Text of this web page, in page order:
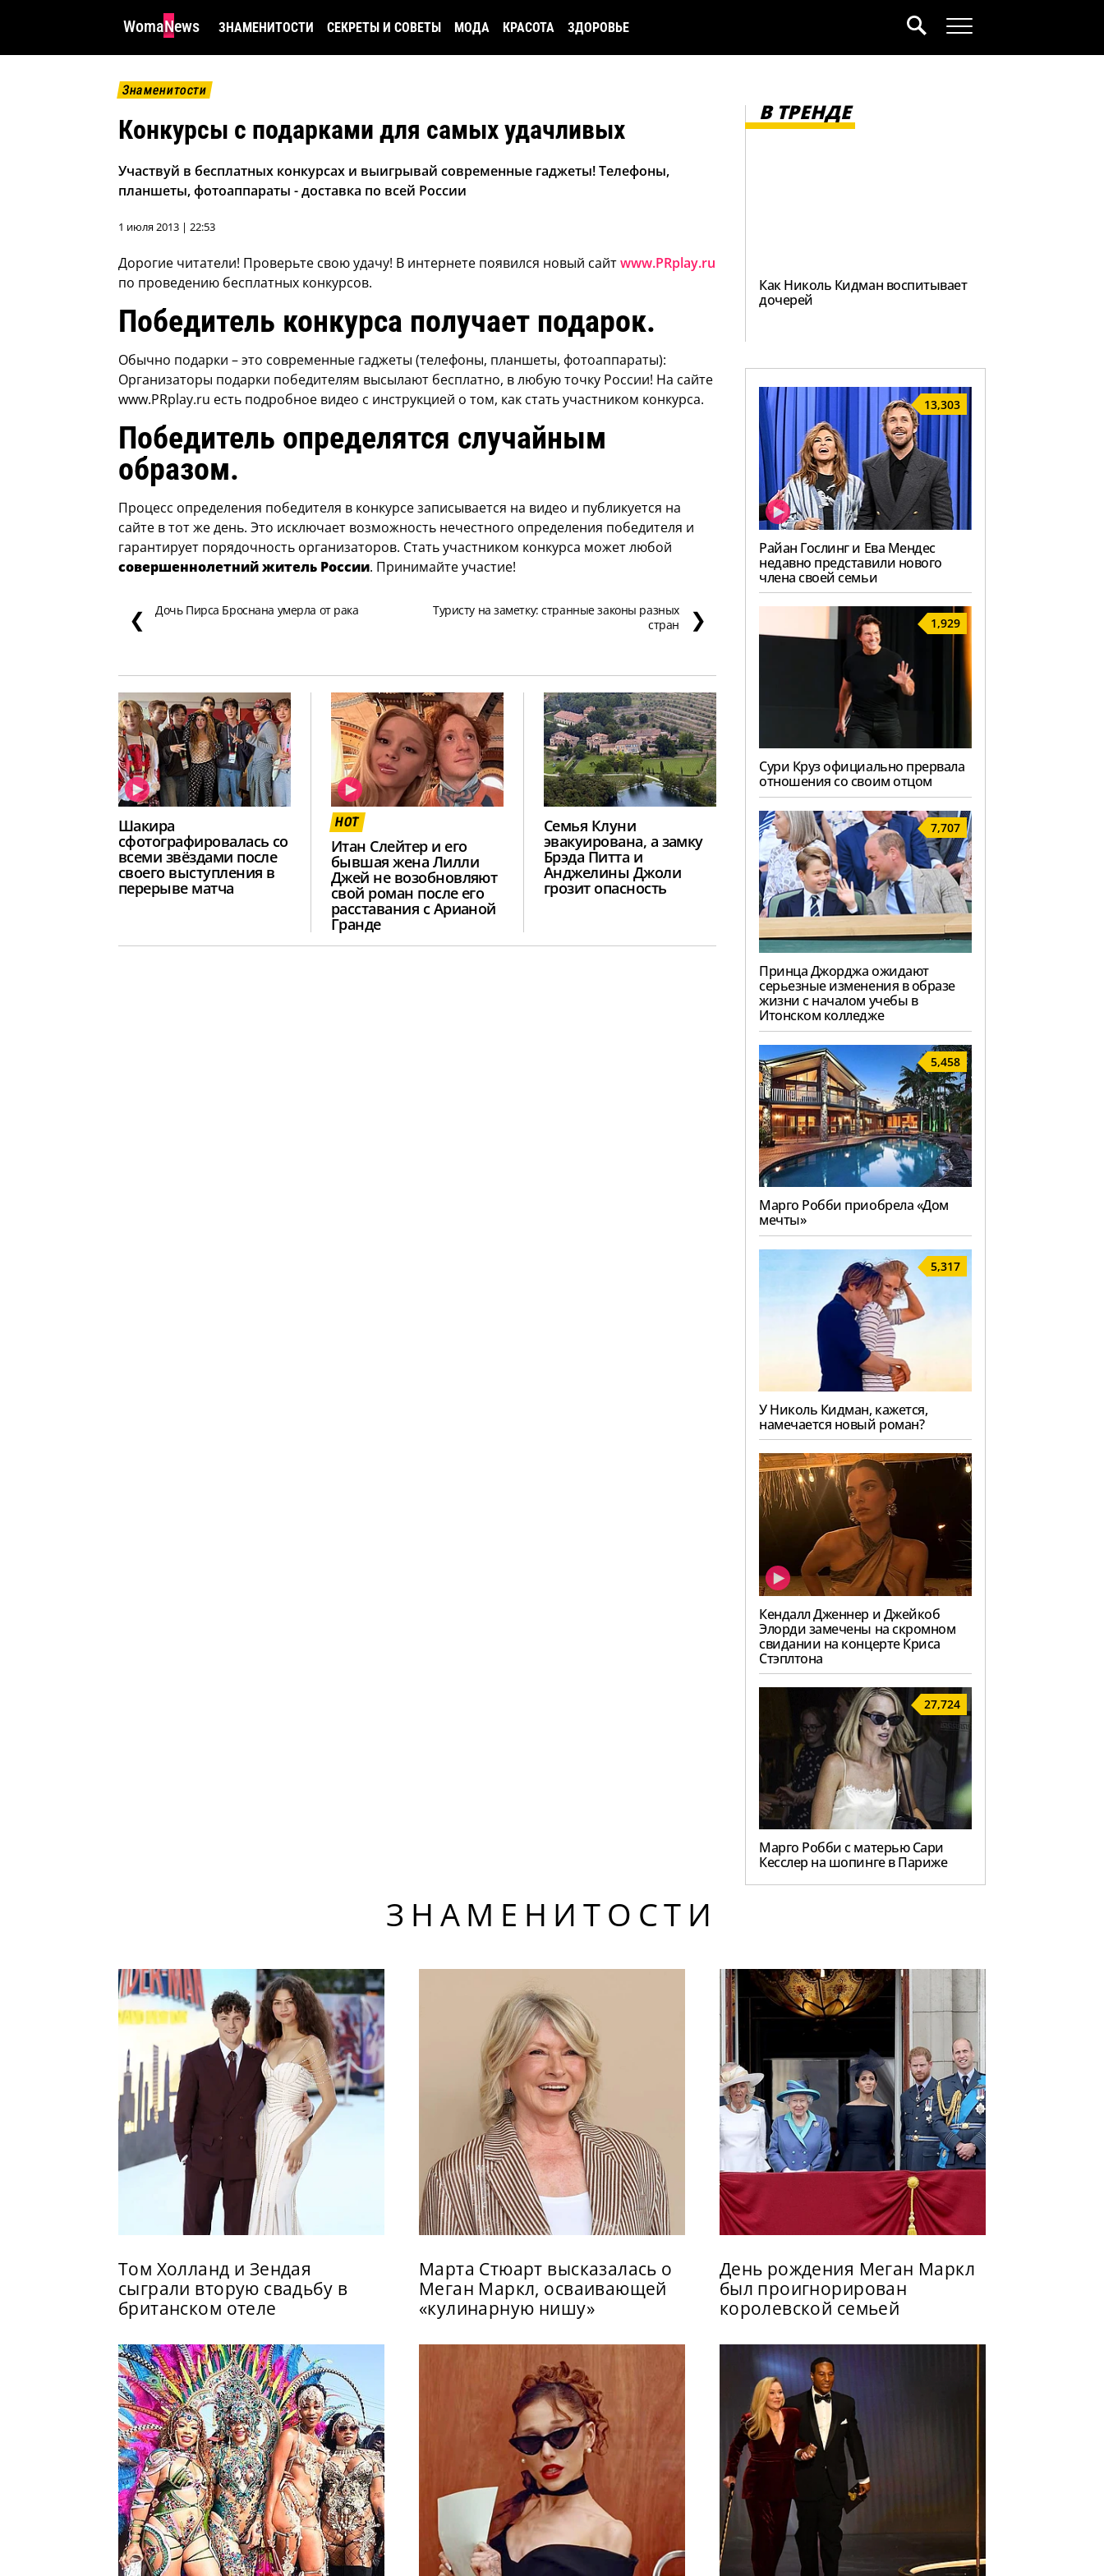
WomaNews ЗНАМЕНИТОСТИ СЕКРЕТЫ И СОВЕТЫ МОДА КРАСОТА ЗДОРОВЬЕ
Знаменитости
Конкурсы с подарками для самых удачливых
Участвуй в бесплатных конкурсах и выигрывай современные гаджеты! Телефоны,
планшеты, фотоаппараты - доставка по всей России
1 июля 2013 | 22:53
Дорогие читатели! Проверьте свою удачу! В интернете появился новый сайтwww.PRplay.ru
по проведению бесплатных конкурсов.
Победитель конкурса получает подарок.
Обычно подарки – это современные гаджеты (телефоны, планшеты, фотоаппараты):
Организаторы подарки победителям высылают бесплатно, в любую точку России! На сайте
www.PRplay.ru есть подробное видео с инструкцией о том, как стать участником конкурса.
Победитель определятся случайным
образом.
Процесс определения победителя в конкурсе записывается на видео и публикуется на
сайте в тот же день. Это исключает возможность нечестного определения победителя и
гарантирует порядочность организаторов. Стать участником конкурса может любой
совершеннолетний житель России. Принимайте участие!
❮ Дочь Пирса Броснана умерла от рака
Туристу на заметку: странные законы разных
стран
❯
Шакира
сфотографировалась со
всеми звёздами после
своего выступления в
перерыве матча
HOT
Итан Слейтер и его
бывшая жена Лилли
Джей не возобновляют
свой роман после его
расставания с Арианой
Гранде
Семья Клуни
эвакуирована, а замку
Брэда Питта и
Анджелины Джоли
грозит опасность
В ТРЕНДЕ
Как Николь Кидман воспитывает
дочерей
13,303
Райан Гослинг и Ева Мендес
недавно представили нового
члена своей семьи
1,929
Сури Круз официально прервала
отношения со своим отцом
7,707
Принца Джорджа ожидают
серьезные изменения в образе
жизни с началом учебы в
Итонском колледже
5,458
Марго Робби приобрела «Дом
мечты»
5,317
У Николь Кидман, кажется,
намечается новый роман?
Кендалл Дженнер и Джейкоб
Элорди замечены на скромном
свидании на концерте Криса
Стэплтона
27,724
Марго Робби с матерью Сари
Кесслер на шопинге в Париже
ЗНАМЕНИТОСТИ
Том Холланд и Зендая
сыграли вторую свадьбу в
британском отеле
Марта Стюарт высказалась о
Меган Маркл, осваивающей
«кулинарную нишу»
День рождения Меган Маркл
был проигнорирован
королевской семьей